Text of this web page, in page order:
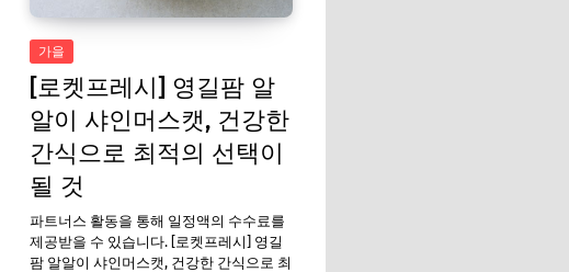
가을
[로켓프레시] 영길팜 알
알이 샤인머스캣, 건강한
간식으로 최적의 선택이
될 것
파트너스 활동을 통해 일정액의 수수료를
제공받을 수 있습니다. [로켓프레시] 영길
팜 알알이 샤인머스캣, 건강한 간식으로 최